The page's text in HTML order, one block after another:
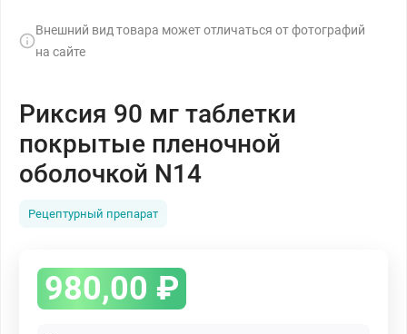
Внешний вид товара может отличаться от фотографий
на сайте
Риксия 90 мг таблетки
покрытые пленочной
оболочкой N14
Рецептурный препарат
980,00 ₽